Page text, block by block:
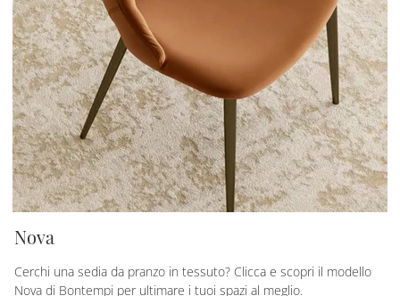
Nova
Cerchi una sedia da pranzo in tessuto? Clicca e scopri il modello
Nova di Bontempi per ultimare i tuoi spazi al meglio.